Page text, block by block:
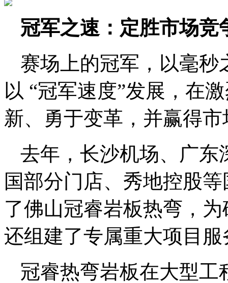
冠军之速：定胜市场竞
赛场上的冠军，以毫秒
以 “冠军速度”发展，在
新、勇于变革，并赢得市
去年，长沙机场、广东
国部分门店、秀地控股
了佛山冠睿岩板热弯，
还组建了专属重大项目
冠睿热弯岩板在大型